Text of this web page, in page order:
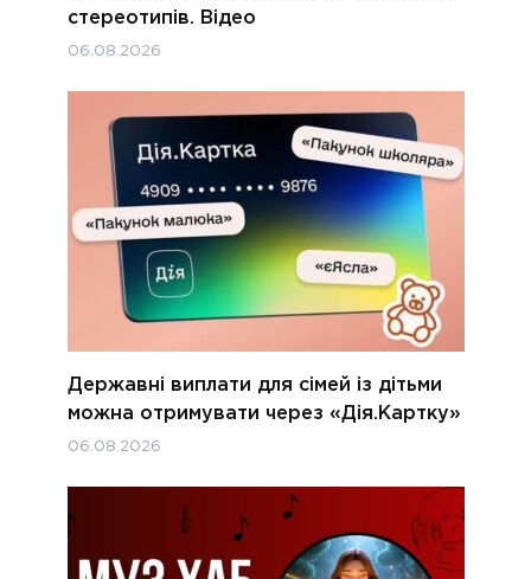
стереотипів. Відео
06.08.2026
Державні виплати для сімей із дітьми
можна отримувати через «Дія.Картку»
06.08.2026